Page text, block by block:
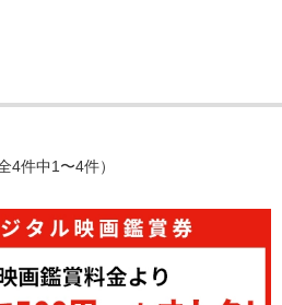
全4件中1〜4件）